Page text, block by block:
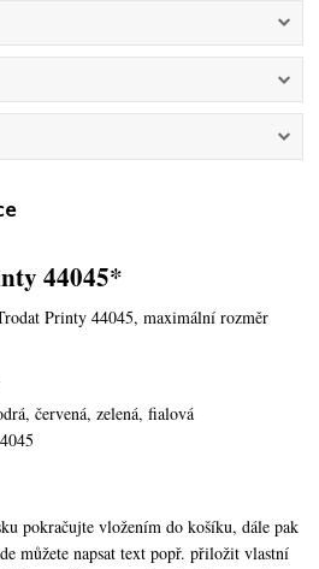
44045*
Printy 44045,maximální rozměr
červená, zelená, fialová
pokračujte vložením do košíku, dále pak
můžete napsat text popř. přiložit vlastní